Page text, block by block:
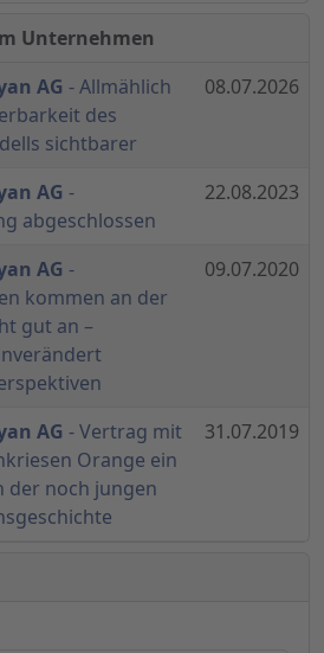
Unternehmen
AG - Allmählich
des
sichtbarer
08.07.2026
AG -
abgeschlossen
22.08.2023
AG -
kommen an der
gut an –
09.07.2020
AG - Vertrag mit
Orange ein
der noch jungen
31.07.2019